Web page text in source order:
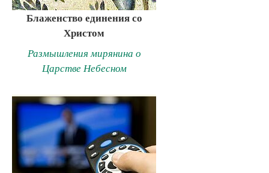
Блаженство единения со
Христом
Размышления мирянина о
Царстве Небесном